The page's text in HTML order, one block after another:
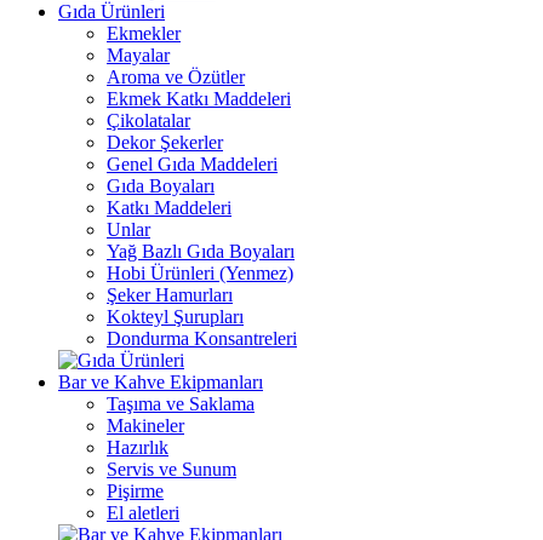
Gıda Ürünleri
Ekmekler
Mayalar
Aroma ve Özütler
Ekmek Katkı Maddeleri
Çikolatalar
Dekor Şekerler
Genel Gıda Maddeleri
Gıda Boyaları
Katkı Maddeleri
Unlar
Yağ Bazlı Gıda Boyaları
Hobi Ürünleri (Yenmez)
Şeker Hamurları
Kokteyl Şurupları
Dondurma Konsantreleri
Bar ve Kahve Ekipmanları
Taşıma ve Saklama
Makineler
Hazırlık
Servis ve Sunum
Pişirme
El aletleri